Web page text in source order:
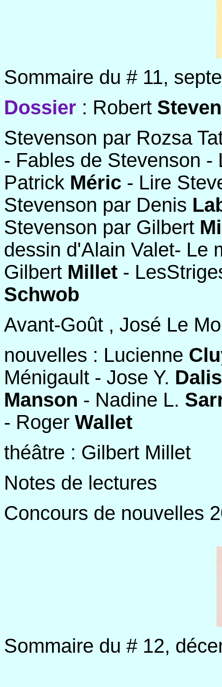
Sommaire du # 11,
Dossier : Robert
Stevenson par Rozsa
- Fables de Stevenson -
Patrick Méric - Lire
Stevenson par Denis
Stevenson par Gilbert
dessin d'Alain Valet- Le
Gilbert Millet -
Schwob
Avant-Goût , José Le
nouvelles : Lucienne
Ménigault - Jose Y.
Manson - Nadine L.
- Roger Wallet
théâtre : Gilbert Millet
Notes de lectures
Concours de nouvelles
Sommaire du # 12,